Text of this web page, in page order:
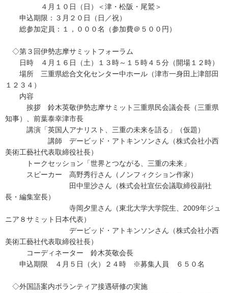
４月１０日（日）＜津・松阪・尾鷲＞
申込期限：３月２０日（日／祝）
総参加定員：１，０００名（参加費＠５００円）
◇第３回伊勢志摩サミットフォーラム
日時 ４月１６日（土）１３時～１５時４５分（開場１２時）
場所 三重県総合文化センター中ホール（津市一身田上津部田
１２３４）
内容
挨拶 鈴木英敬伊勢志摩サミット三重県民会議会長（三重県
知事）、前葉泰幸津市長
講演「英国人アナリスト、三重の未来を語る」（仮題）
講師 デービッド・アトキンソンさん（株式会社小西
美術工藝社代表取締役社長）
トークセッション「世界とつながる、三重の未来」
スピーカー 高野秀行さん（ノンフィクション作家）
田中里沙さん（株式会社宣伝会議取締役副社
長・編集室長）
寺岡夕里さん（東北大学大学院生、2009年ジュ
ニア８サミット日本代表）
デービッド・アトキンソンさん（株式会社小西
美術工藝社代表取締役社長）
コーディネーター 鈴木英敬会長
申込期限 ４月５日（火）２４時 ※募集人員 ６５０名
◇外国語案内ボランティア接遇研修の実施